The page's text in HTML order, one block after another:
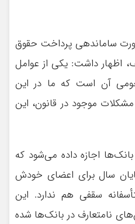
ساماندهی پرداخت حقوق
اظهار داشت: یکی از عوامل
آن است که ما در این
مشکلات موجود در قانون‌، این
اجازه داده می‌شود که
سال برای اعضای خودش
سقفی هم ندارد. این
نامتعارف در بانک‌ها شده